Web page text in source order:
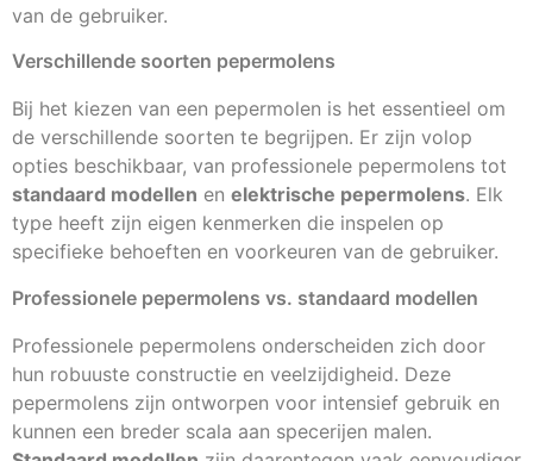
van de gebruiker.
Verschillende soorten pepermolens
Bij het kiezen van een pepermolen is het essentieel om
de verschillende soorten te begrijpen. Er zijn volop
opties beschikbaar, van professionele pepermolens tot
standaard modellen en elektrische pepermolens. Elk
type heeft zijn eigen kenmerken die inspelen op
specifieke behoeften en voorkeuren van de gebruiker.
Professionele pepermolens vs. standaard modellen
Professionele pepermolens onderscheiden zich door
hun robuuste constructie en veelzijdigheid. Deze
pepermolens zijn ontworpen voor intensief gebruik en
kunnen een breder scala aan specerijen malen.